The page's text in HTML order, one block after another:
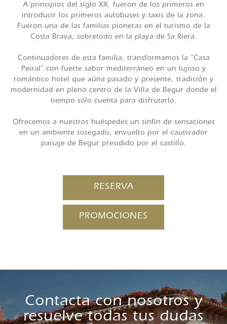
A principios del siglo XX, fueron de los primeros en
introducir los primeros autobuses y taxis de la zona.
Fueron una de las familias pioneras en el turismo de la
Costa Brava, sobretodo en la playa de Sa Riera.
Continuadores de esta familia, transformamos la “Casa
Peiral” con fuerte sabor mediterráneo en un lujoso y
romántico hotel que aúna pasado y presente, tradición y
modernidad en pleno centro de la Villa de Begur donde el
tiempo sólo cuenta para disfrutarlo.
Ofrecemos a nuestros huéspedes un sinfín de sensaciones
en un ambiente sosegado, envuelto por el cautivador
paisaje de Begur presidido por el castillo.
RESERVA
PROMOCIONES
Contacta con nosotros y
resuelve todas tus dudas